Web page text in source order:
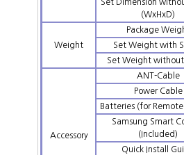
Set Dimension
(WxHxD)
Weight
Package
Set Weight with
Set Weight
Accessory
ANT-Cable
Power Cable
Batteries (for
Samsung Smart
(Included)
Quick Install